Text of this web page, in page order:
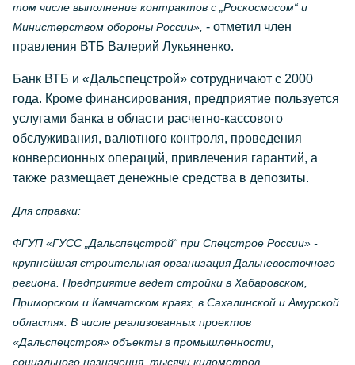
том числе выполнение контрактов с „Роскосмосом“ и
Министерством обороны России», - отметил член
правления ВТБ Валерий Лукьяненко.
Банк ВТБ и «Дальспецстрой» сотрудничают с 2000
года. Кроме финансирования, предприятие пользуется
услугами банка в области расчетно-кассового
обслуживания, валютного контроля, проведения
конверсионных операций, привлечения гарантий, а
также размещает денежные средства в депозиты.
Для справки:
ФГУП «ГУСС „Дальспецстрой“ при Спецстрое России» -
крупнейшая строительная организация Дальневосточного
региона. Предприятие ведет стройки в Хабаровском,
Приморском и Камчатском краях, в Сахалинской и Амурской
областях. В числе реализованных проектов
«Дальспецстроя» объекты в промышленности,
социального назначения, тысячи километров